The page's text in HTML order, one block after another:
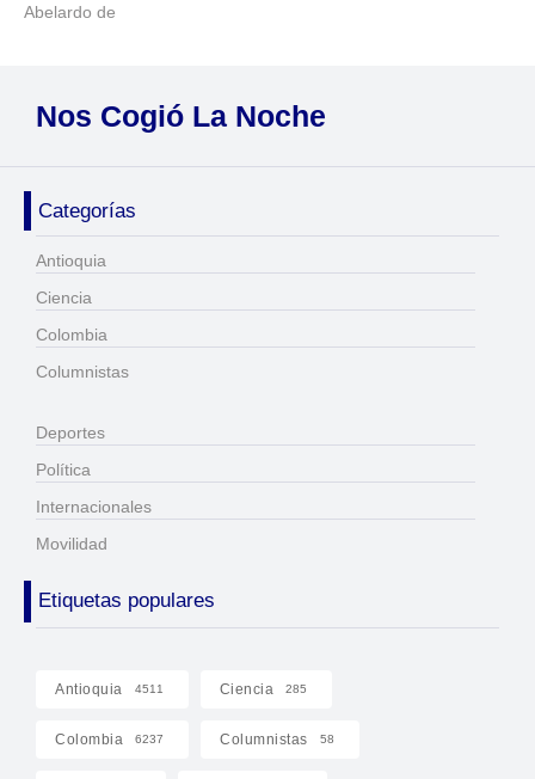
Abelardo de
Nos Cogió La Noche
Categorías
Antioquia
Ciencia
Colombia
Columnistas
Deportes
Política
Internacionales
Movilidad
Etiquetas populares
Antioquia 4511 Ciencia 285
Colombia 6237 Columnistas 58